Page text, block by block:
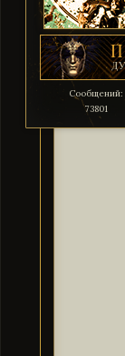
Сообщений:
73801